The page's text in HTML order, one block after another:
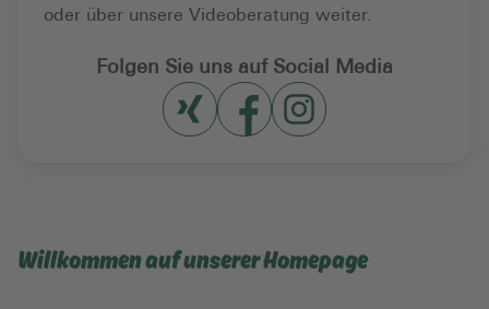
oder über unsere Videoberatung weiter.
Folgen Sie uns auf Social Media
Willkommen auf unserer Homepage